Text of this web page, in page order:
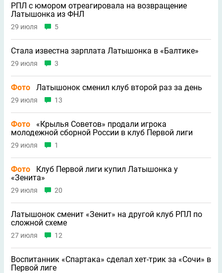
РПЛ с юмором отреагировала на возвращение
Латышонка из ФНЛ
29 июля 5
Стала известна зарплата Латышонка в «Балтике»
29 июля 3
Фото Латышонок сменил клуб второй раз за день
29 июля 13
Фото
«Крылья Советов» продали игрока
молодежной сборной России в клуб Первой лиги
29 июля 1
Фото
Клуб Первой лиги купил Латышонка у
«Зенита»
29 июля 20
Латышонок сменит «Зенит» на другой клуб РПЛ по
сложной схеме
27 июля 12
Воспитанник «Спартака» сделал хет-трик за «Сочи» в
Первой лиге